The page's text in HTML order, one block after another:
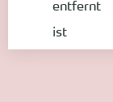
entfernt
ist